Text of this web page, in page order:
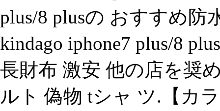
plus/8 plusの おすすめ防
kindago iphone7 plus/8
長財布 激安 他の店を奨
ルト 偽物 tシャ ツ.【カ